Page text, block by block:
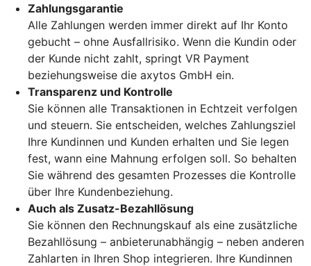
Zahlungsgarantie
Alle Zahlungen werden immer direkt auf Ihr Konto
gebucht – ohne Ausfallrisiko. Wenn die Kundin oder
der Kunde nicht zahlt, springt VR Payment
beziehungsweise die axytos GmbH ein.
Transparenz und Kontrolle
Sie können alle Transaktionen in Echtzeit verfolgen
und steuern. Sie entscheiden, welches Zahlungsziel
Ihre Kundinnen und Kunden erhalten und Sie legen
fest, wann eine Mahnung erfolgen soll. So behalten
Sie während des gesamten Prozesses die Kontrolle
über Ihre Kundenbeziehung.
Auch als Zusatz-Bezahllösung
Sie können den Rechnungskauf als eine zusätzliche
Bezahllösung – anbieterunabhängig – neben anderen
Zahlarten in Ihren Shop integrieren. Ihre Kundinnen